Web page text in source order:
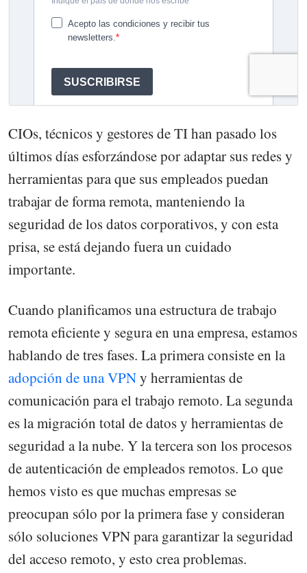
CIOs, técnicos y gestores de TI han pasado los
últimos días esforzándose por adaptar sus redes y
herramientas para que sus empleados puedan
trabajar de forma remota, manteniendo la
seguridad de los datos corporativos, y con esta
prisa, se está dejando fuera un cuidado
importante.
Cuando planificamos una estructura de trabajo
remota eficiente y segura en una empresa, estamos
hablando de tres fases. La primera consiste en la
adopción de una VPNy herramientas de
comunicación para el trabajo remoto. La segunda
es la migración total de datos y herramientas de
seguridad a la nube. Y la tercera son los procesos
de autenticación de empleados remotos. Lo que
hemos visto es que muchas empresas se
preocupan sólo por la primera fase y consideran
sólo soluciones VPN para garantizar la seguridad
del acceso remoto, y esto crea problemas.